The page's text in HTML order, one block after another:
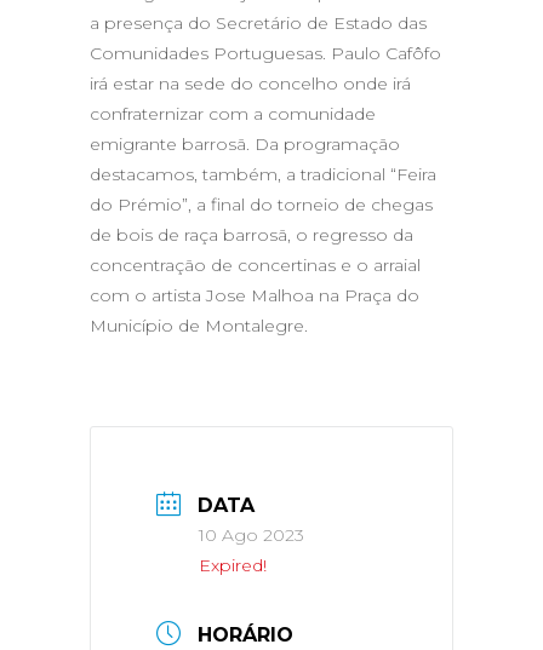
a presença do Secretário de Estado das
Comunidades Portuguesas. Paulo Cafôfo
irá estar na sede do concelho onde irá
confraternizar com a comunidade
emigrante barrosã. Da programação
destacamos, também, a tradicional “Feira
do Prémio”, a final do torneio de chegas
de bois de raça barrosã, o regresso da
concentração de concertinas e o arraial
com o artista Jose Malhoa na Praça do
Município de Montalegre.
DATA
10 Ago 2023
Expired!
HORÁRIO